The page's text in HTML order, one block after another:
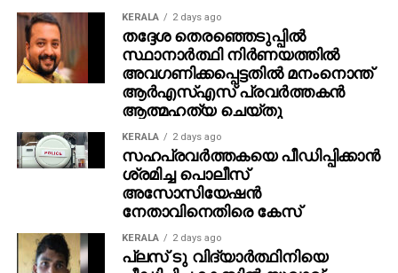
KERALA 2 days ago
തദ്ദേശ തെരഞ്ഞെടുപ്പില്‍
സ്ഥാനാര്‍ത്ഥി നിര്‍ണയത്തില്‍
അവഗണിക്കപ്പെട്ടതില്‍ മനംനൊന്ത്
ആര്‍എസ്എസ് പ്രവര്‍ത്തകന്‍
ആത്മഹത്യ ചെയ്തു
KERALA 2 days ago
സഹപ്രവര്‍ത്തകയെ പീഡിപ്പിക്കാന്‍
ശ്രമിച്ച പൊലീസ്
അസോസിയേഷന്‍
നേതാവിനെതിരെ കേസ്
KERALA 2 days ago
പ്ലസ് ടു വിദ്യാര്‍ത്ഥിനിയെ